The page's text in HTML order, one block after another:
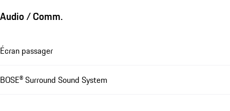
Audio / Comm.
Écran passager
BOSE® Surround Sound System